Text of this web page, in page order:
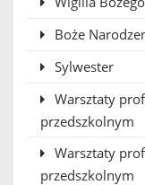
Boże
Sylwester
Warsztaty
przedszkolnym
Warsztaty
przedszkolnym